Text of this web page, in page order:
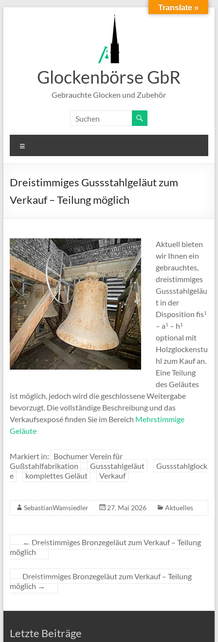
Glockenbörse GbR
Gebrauchte Glocken und Zubehör
Dreistimmiges Gussstahlgeläut zum
Verkauf – Teilung möglich
Aktuell bieten
wir Ihnen ein
gebrauchtes,
dreistimmiges
Gussstahlgeläu
t in der
Disposition fis1
– a1– h1
optional mit
Holzglockenstu
hl zum Kauf an.
Eine Teilung
des Geläutes
ist möglich, jedoch wird die geschlossene Weitergabe
bevorzugt. Die vollständige Beschreibung und das
Verkaufsexposé finden Sie im Bereich Mehrstimmige
Geläute
Markiert in: Bochumer Verein für
Gußstahlfabrikation
Gussstahlgeläut
Gussstahlglock
e
komplettes Geläut Verkauf
SebastianWamsiedler 27. Mai 2026 Aktuelles
← Dreistimmiges Bronzegeläut zum Verkauf – Teilung
möglich
Dreistimmiges Bronzegeläut zum Verkauf – Teilung
möglich →
Letzte Beiträge
Translate »